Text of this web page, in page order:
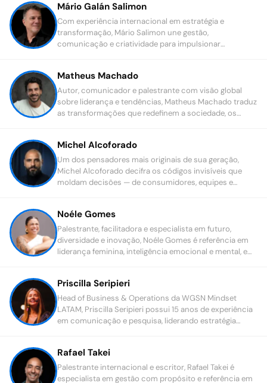
Mário Galán Salimon
Com experiência internacional em estratégia e
transformação, Mário Salimon une gestão,
comunicação e criatividade para impulsionar
Matheus Machado
Autor, comunicador e palestrante com visão global
sobre liderança e tendências, Matheus Machado traduz
as transformações que redefinem a sociedade, os
Michel Alcoforado
Um dos pensadores mais originais de sua geração,
Michel Alcoforado decifra os códigos invisíveis que
moldam decisões — de consumidores, equipes e
Noéle Gomes
Palestrante, facilitadora e especialista em futuro,
diversidade e inovação, Noéle Gomes é referência em
liderança feminina, inteligência emocional e mental, e
Priscilla Seripieri
Head of Business & Operations da WGSN Mindset
LATAM, Priscilla Seripieri possui 15 anos de experiência
em comunicação e pesquisa, liderando estratégia
Rafael Takei
Palestrante internacional e escritor, Rafael Takei é
especialista em gestão com propósito e referência em